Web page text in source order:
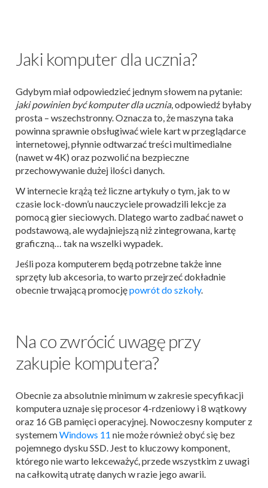
Jaki komputer dla ucznia?
Gdybym miał odpowiedzieć jednym słowem na pytanie:
jaki powinien być komputer dla ucznia, odpowiedź byłaby
prosta – wszechstronny. Oznacza to, że maszyna taka
powinna sprawnie obsługiwać wiele kart w przeglądarce
internetowej, płynnie odtwarzać treści multimedialne
(nawet w 4K) oraz pozwolić na bezpieczne
przechowywanie dużej ilości danych.
W internecie krążą też liczne artykuły o tym, jak to w
czasie lock-down’u nauczyciele prowadzili lekcje za
pomocą gier sieciowych. Dlatego warto zadbać nawet o
podstawową, ale wydajniejszą niż zintegrowana, kartę
graficzną… tak na wszelki wypadek.
Jeśli poza komputerem będą potrzebne także inne
sprzęty lub akcesoria, to warto przejrzeć dokładnie
obecnie trwającą promocjępowrót do szkoły.
Na co zwrócić uwagę przy
zakupie komputera?
Obecnie za absolutnie minimum w zakresie specyfikacji
komputera uznaje się procesor 4-rdzeniowy i 8 wątkowy
oraz 16 GB pamięci operacyjnej. Nowoczesny komputer z
systememWindows 11 nie może również obyć się bez
pojemnego dysku SSD. Jest to kluczowy komponent,
którego nie warto lekceważyć, przede wszystkim z uwagi
na całkowitą utratę danych w razie jego awarii.